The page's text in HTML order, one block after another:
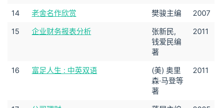
14
老舍名作欣赏 樊骏主编
2007
15
企业财务报表分析
张新民,
钱爱民编
著
2011
16 富足人生 : 中英双语
(美) 奥里
森·马登等
著
2011